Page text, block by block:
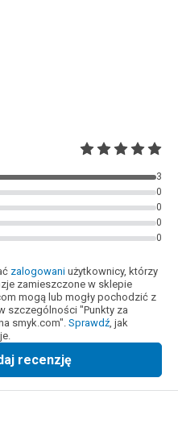
3
0
0
0
0
zalogowani użytkownicy, którzy
zamieszczone w sklepie
mogą lub mogły pochodzić z
szczególności "Punkty za
smyk.com". Sprawdź, jak
recenzję